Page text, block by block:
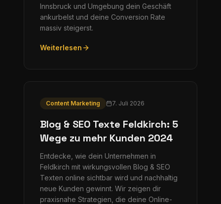
Innsbruck und Umgebung dein Geschäft
ankurbelst und deine Conversion Rate
massiv steigerst.
Weiterlesen
Content Marketing 7. Juli 2026
Blog & SEO Texte Feldkirch: 5
Wege zu mehr Kunden 2024
Entdecke, wie dein Unternehmen in
Feldkirch mit wirkungsvollen Blog & SEO
Texten online sichtbar wird und nachhaltig
neue Kunden gewinnt. Wir zeigen dir
praxisnahe Strategien, die deine Online-